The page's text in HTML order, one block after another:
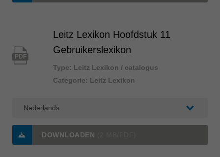
PDF
Leitz Lexikon Hoofdstuk 11
Gebruikerslexikon
Type: Leitz Lexikon / catalogus
Categorie: Leitz Lexikon
DOWNLOADEN